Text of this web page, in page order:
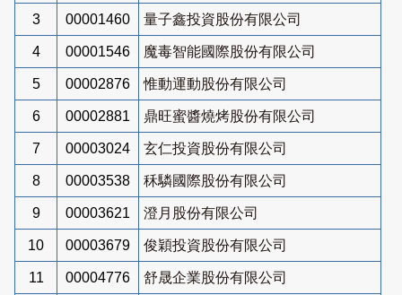
3 00001460 量子鑫投資股份有限公司
4 00001546 魔毒智能國際股份有限公司
5 00002876 惟動運動股份有限公司
6 00002881 鼎旺蜜醬燒烤股份有限公司
7 00003024 玄仁投資股份有限公司
8 00003538 秝驎國際股份有限公司
9 00003621 澄月股份有限公司
10 00003679 俊穎投資股份有限公司
11 00004776 舒晟企業股份有限公司